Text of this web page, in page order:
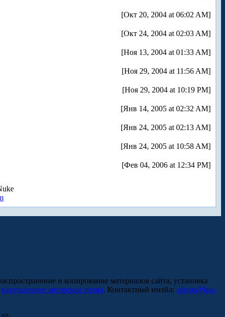
[Окт 20, 2004 at 06:02 AM]
[Окт 24, 2004 at 02:03 AM]
[Ноя 13, 2004 at 01:33 AM]
[Ноя 29, 2004 at 11:56 AM]
[Ноя 29, 2004 at 10:19 PM]
[Янв 14, 2005 at 02:32 AM]
[Янв 24, 2005 at 02:13 AM]
[Янв 24, 2005 at 10:58 AM]
[Фев 04, 2006 at 12:34 PM]
и копирование материалов сайта; установка
нарушающие авторские права. Контактный имэйл: admin@law-